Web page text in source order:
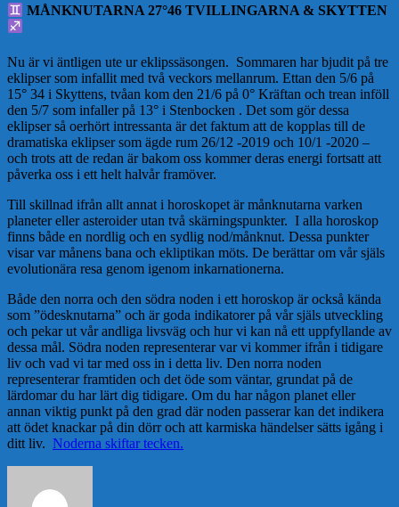
MÅNKNUTARNA 27°46 TVILLINGARNA & SKYTTEN
Nu är vi äntligen ute ur eklipssäsongen. Sommaren har bjudit på tre
eklipser som infallit med två veckors mellanrum. Ettan den 5/6 på
15° 34 i Skyttens, tvåan kom den 21/6 på 0° Kräftan och trean inföll
den 5/7 som infaller på 13° i Stenbocken . Det som gör dessa
eklipser så oerhört intressanta är det faktum att de kopplas till de
dramatiska eklipser som ägde rum 26/12 -2019 och 10/1 -2020 –
och trots att de redan är bakom oss kommer deras energi fortsatt att
påverka oss i ett helt halvår framöver.
Till skillnad ifrån allt annat i horoskopet är månknutarna varken
planeter eller asteroider utan två skärningspunkter. I alla horoskop
finns både en nordlig och en sydlig nod/månknut. Dessa punkter
visar var månens bana och ekliptikan möts. De berättar om vår själs
evolutionära resa genom igenom inkarnationerna.
Både den norra och den södra noden i ett horoskop är också kända
som ”ödesknutarna” och är goda indikatorer på vår själs utveckling
och pekar ut vår andliga livsväg och hur vi kan nå ett uppfyllande av
dessa mål. Södra noden representerar var vi kommer ifrån i tidigare
liv och vad vi tar med oss in i detta liv. Den norra noden
representerar framtiden och det öde som väntar, grundat på de
lärdomar du har lärt dig tidigare. Om du har någon planet eller
annan viktig punkt på den grad där noden passerar kan det indikera
att ödet knackar på din dörr och att karmiska händelser sätts igång i
ditt liv. Noderna skiftar tecken.